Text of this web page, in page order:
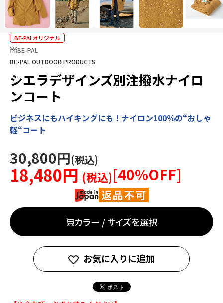
BE-PALオリジナル
BE-PAL
BE-PAL OUTDOOR PRODUCTS
シエラデザインズ別注撥水ナイロ
ンコート
ビジネスにもハイキングにも！ナイロン100％の“おしゃ
軽“コート
30,800円
18,480円 [40%OFF]
カラー / サイズを選択
お気に入りに追加